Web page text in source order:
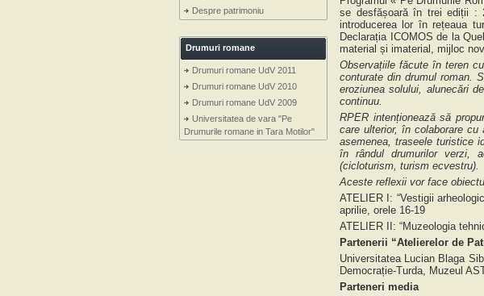
Despre patrimoniu
Drumuri romane
Drumuri romane UdV 2011
Drumuri romane UdV 2010
Drumuri romane UdV 2009
Universitatea de vara "Pe
Drumurile romane in Tara Motilor"
se desfășoară în trei ediții :
introducerea lor în rețeaua
Declarația ICOMOS de la
material și imaterial, mijloc
Observațiile făcute în teren
conturate din drumul roman.
eroziunea solului, alunecări
continuu.
RPER intenționează să
care ulterior, în colaborare
asemenea, traseele turistice
în rândul drumurilor verzi,
(cicloturism, turism ecvestru).
Aceste reflexii vor face
ATELIER I: “Vestigii
aprilie, orele 16-19
ATELIER II: “Muzeologia
Partenerii “Atelierelor de
Universitatea Lucian Blaga
Democrație-Turda, Muzeul
Parteneri media